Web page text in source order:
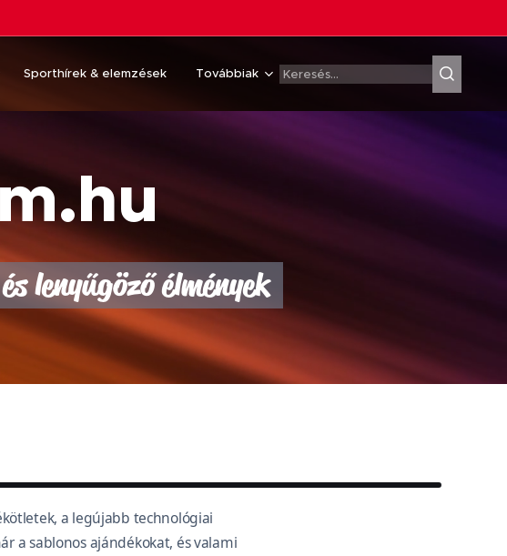
Sporthírek & elemzések Továbbiak
lenyűgöző élmények